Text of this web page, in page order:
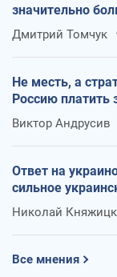
значительно
Дмитрий Томчук
Не месть, а
Россию платить
Виктор Андрусив
Ответ на
сильное
Николай
Все мнения